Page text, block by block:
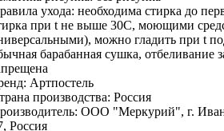
ухода: необходима стирка до
при t не выше 30С, моющими
можно гладить при t
барабанная сушка, отбеливание
Артпостель
производства: Россия
ООО "Меркурий", г.
Россия